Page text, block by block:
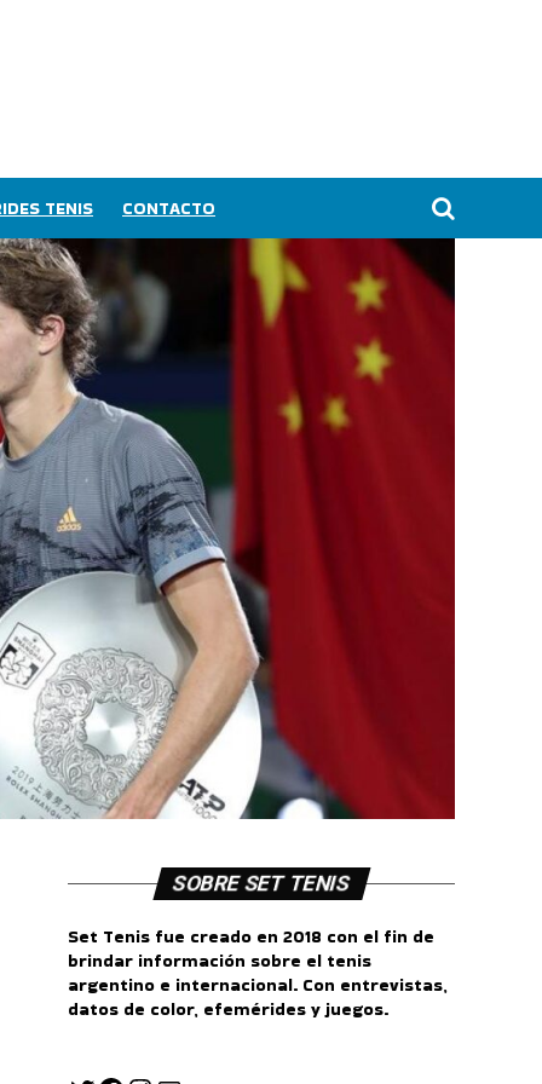
TENIS CONTACTO
SOBRE SET TENIS
Set Tenis fue creado en 2018 con el fin de
brindar información sobre el tenis
argentino e internacional. Con entrevistas,
datos de color, efemérides y juegos.